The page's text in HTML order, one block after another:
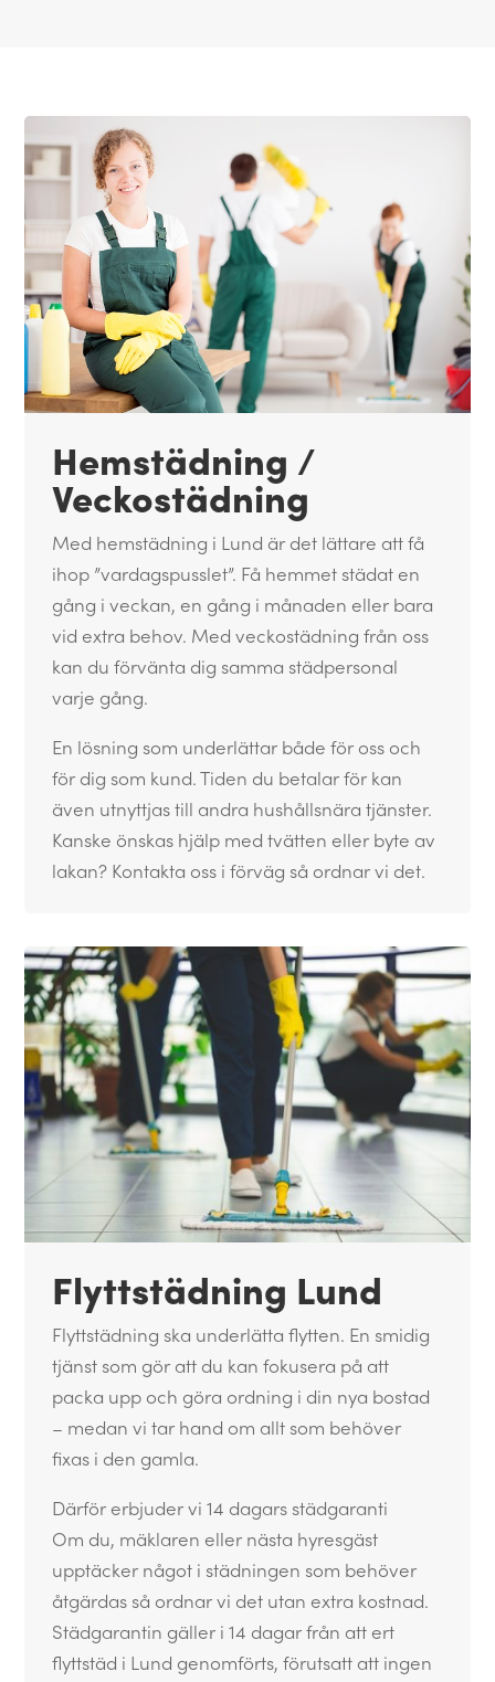
Hemstädning /
Veckostädning
Med hemstädning i Lund är det lättare att få
ihop ”vardagspusslet”. Få hemmet städat en
gång i veckan, en gång i månaden eller bara
vid extra behov. Med veckostädning från oss
kan du förvänta dig samma städpersonal
varje gång.
En lösning som underlättar både för oss och
för dig som kund. Tiden du betalar för kan
även utnyttjas till andra hushållsnära tjänster.
Kanske önskas hjälp med tvätten eller byte av
lakan? Kontakta oss i förväg så ordnar vi det.
Flyttstädning Lund
Flyttstädning ska underlätta flytten. En smidig
tjänst som gör att du kan fokusera på att
packa upp och göra ordning i din nya bostad
– medan vi tar hand om allt som behöver
fixas i den gamla.
Därför erbjuder vi 14 dagars städgaranti
Om du, mäklaren eller nästa hyresgäst
upptäcker något i städningen som behöver
åtgärdas så ordnar vi det utan extra kostnad.
Städgarantin gäller i 14 dagar från att ert
flyttstäd i Lund genomförts, förutsatt att ingen